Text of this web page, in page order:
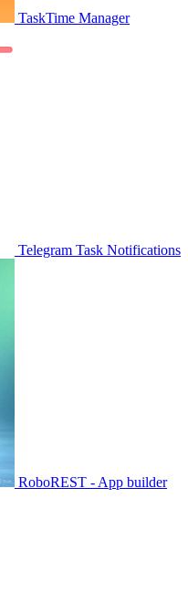
TaskTime Manager
Telegram Task Notifications
RoboREST - App builder